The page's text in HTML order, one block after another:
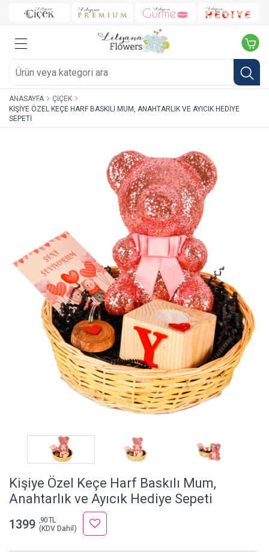
ANASAYFA
ÇIÇEK
KIŞIYE ÖZEL KEÇE HARF BASKILI MUM, ANAHTARLIK VE AYICIK HEDIYE
SEPETI
Kişiye Özel Keçe Harf Baskılı Mum,
Anahtarlık ve Ayıcık Hediye Sepeti
1399 ,90 TL
(KDV Dahil)